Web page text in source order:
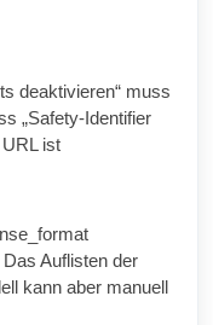
deaktivieren“ muss
„Safety-Identifier
ist
Auflisten der
kann aber manuell